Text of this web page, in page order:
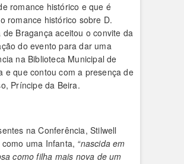
romance histórico e que é
romance histórico sobre D.
de Bragança aceitou o convite da
do evento para dar uma
na Biblioteca Municipal de
e que contou com a presença de
Príncipe da Beira.
na Conferência, Stilwell
uma Infanta, “nascida em
como filha mais nova de um